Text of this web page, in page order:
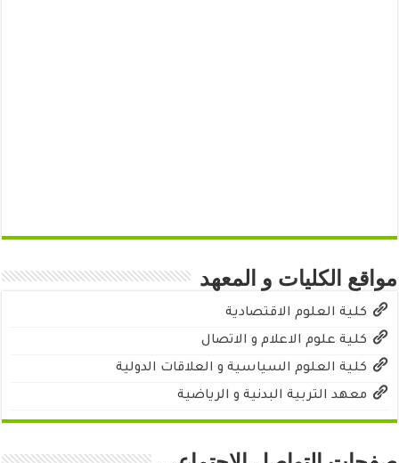
مواقع الكليات و المعهد
كلية العلوم الاقتصادية
كلية علوم الاعلام و الاتصال
كلية العلوم السياسية و العلاقات الدولية
معهد التربية البدنية و الرياضية